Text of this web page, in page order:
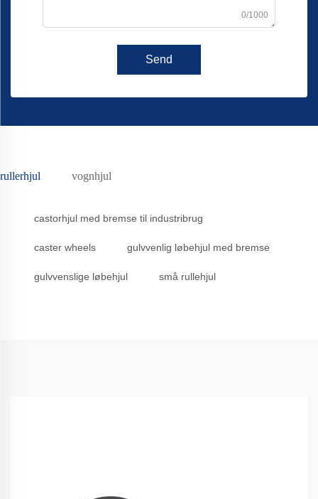
0/1000
Send
rullerhjul vognhjul
castorhjul med bremse til industribrug
caster wheels gulvvenlig løbehjul med bremse
gulvvenslige løbehjul små rullehjul